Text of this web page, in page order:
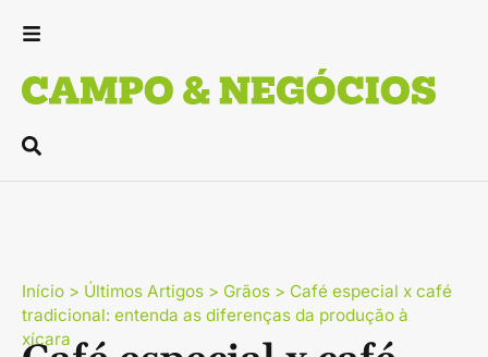
Início > Últimos Artigos > Grãos > Café especial x café
tradicional: entenda as diferenças da produção à
xícara